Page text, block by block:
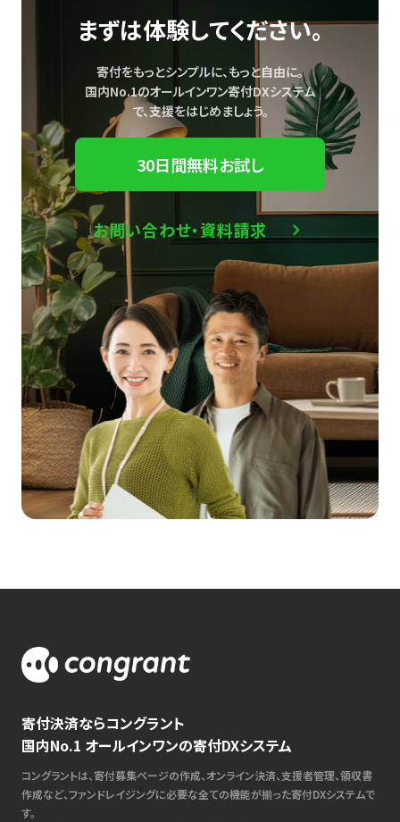
まずは体験してください。
寄付をもっとシンプルに、もっと自由に。
国内No.1のオールインワン寄付DXシステム
で、支援をはじめましょう。
30日間無料お試し
お問い合わせ・資料請求
寄付決済ならコングラント
国内No.1 オールインワンの寄付DXシステム
コングラントは、寄付募集ページの作成、オンライン決済、支援者管理、領収書
作成など、ファンドレイジングに必要な全ての機能が揃った寄付DXシステムで
す。